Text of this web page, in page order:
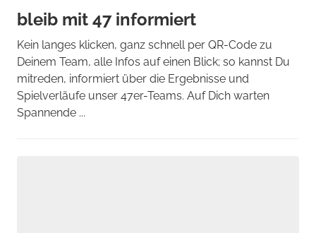
bleib mit 47 informiert
Kein langes klicken, ganz schnell per QR-Code zu
Deinem Team, alle Infos auf einen Blick; so kannst Du
mitreden, informiert über die Ergebnisse und
Spielverläufe unser 47er-Teams. Auf Dich warten
Spannende ...